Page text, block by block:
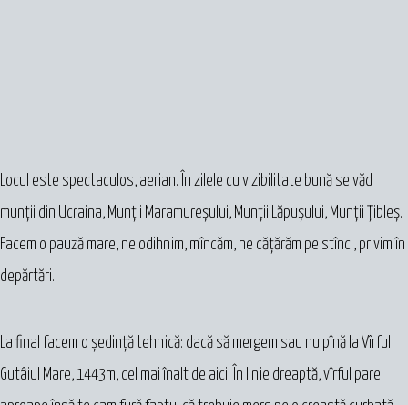
Locul este spectaculos, aerian. În zilele cu vizibilitate bună se văd
munții din Ucraina, Munții Maramureșului, Munții Lăpușului, Munții Țibleș.
Facem o pauză mare, ne odihnim, mîncăm, ne cățărăm pe stînci, privim în
depărtări.
La final facem o ședință tehnică: dacă să mergem sau nu pînă la Vîrful
Gutâiul Mare, 1443m, cel mai înalt de aici. În linie dreaptă, vîrful pare